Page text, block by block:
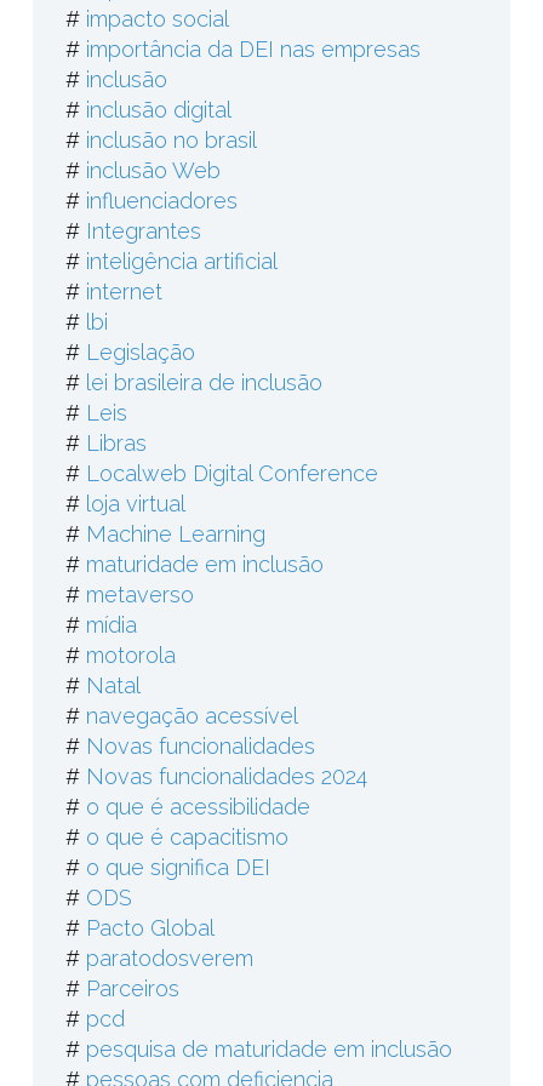
# impacto social
# importância da DEI nas empresas
# inclusão
# inclusão digital
# inclusão no brasil
# inclusão Web
# influenciadores
# Integrantes
# inteligência artificial
# internet
# lbi
# Legislação
# lei brasileira de inclusão
# Leis
# Libras
# Localweb Digital Conference
# loja virtual
# Machine Learning
# maturidade em inclusão
# metaverso
# mídia
# motorola
# Natal
# navegação acessível
# Novas funcionalidades
# Novas funcionalidades 2024
# o que é acessibilidade
# o que é capacitismo
# o que significa DEI
# ODS
# Pacto Global
# paratodosverem
# Parceiros
# pcd
# pesquisa de maturidade em inclusão
# pessoas com deficiencia